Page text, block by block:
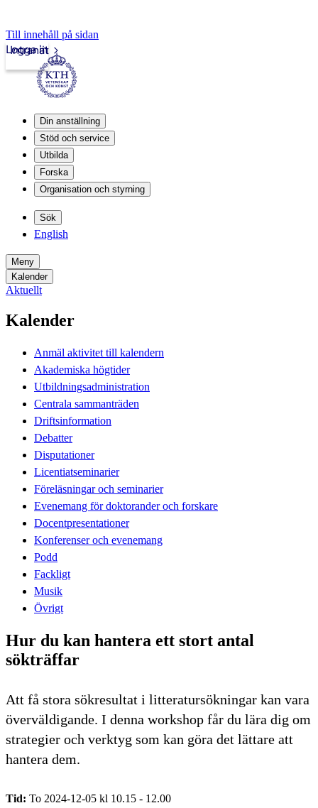
Till innehåll på sidan
Intranät
Logga in
Din anställning
Stöd och service
Utbilda
Forska
Organisation och styrning
Sök
English
Meny
Kalender
Aktuellt
Kalender
Anmäl aktivitet till kalendern
Akademiska högtider
Utbildningsadministration
Centrala sammanträden
Driftsinformation
Debatter
Disputationer
Licentiatseminarier
Föreläsningar och seminarier
Evenemang för doktorander och forskare
Docentpresentationer
Konferenser och evenemang
Podd
Fackligt
Musik
Övrigt
Hur du kan hantera ett stort antal
sökträffar
Att få stora sökresultat i litteratursökningar kan vara
överväldigande. I denna workshop får du lära dig om
strategier och verktyg som kan göra det lättare att
hantera dem.
Tid: To 2024-12-05 kl 10.15 - 12.00